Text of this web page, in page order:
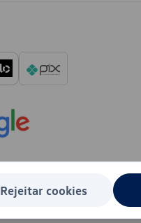
Rejeitar cookies